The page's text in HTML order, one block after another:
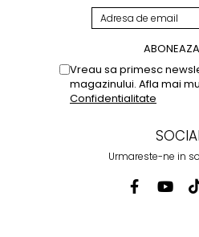
Vreau sa primesc
magazinului. Afla mai
Confidentialitate
Urmareste-ne in